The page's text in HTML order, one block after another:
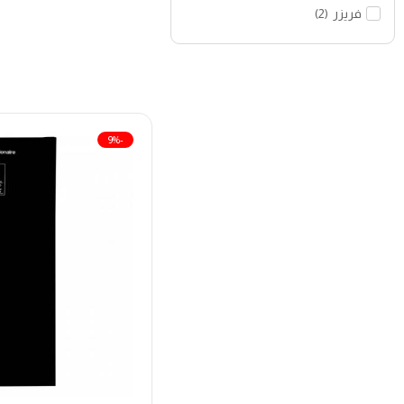
فريزر (
2
)
-9%